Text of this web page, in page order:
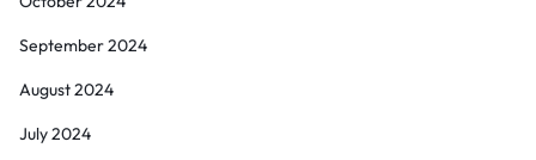
September 2024
August 2024
July 2024